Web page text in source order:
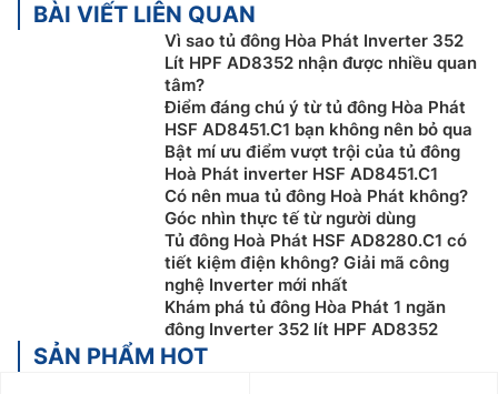
BÀI VIẾT LIÊN QUAN
Vì sao tủ đông Hòa Phát Inverter 352
Lít HPF AD8352 nhận được nhiều quan
tâm?
Điểm đáng chú ý từ tủ đông Hòa Phát
HSF AD8451.C1 bạn không nên bỏ qua
Bật mí ưu điểm vượt trội của tủ đông
Hoà Phát inverter HSF AD8451.C1
Có nên mua tủ đông Hoà Phát không?
Góc nhìn thực tế từ người dùng
Tủ đông Hoà Phát HSF AD8280.C1 có
tiết kiệm điện không? Giải mã công
nghệ Inverter mới nhất
Khám phá tủ đông Hòa Phát 1 ngăn
đông Inverter 352 lít HPF AD8352
SẢN PHẨM HOT